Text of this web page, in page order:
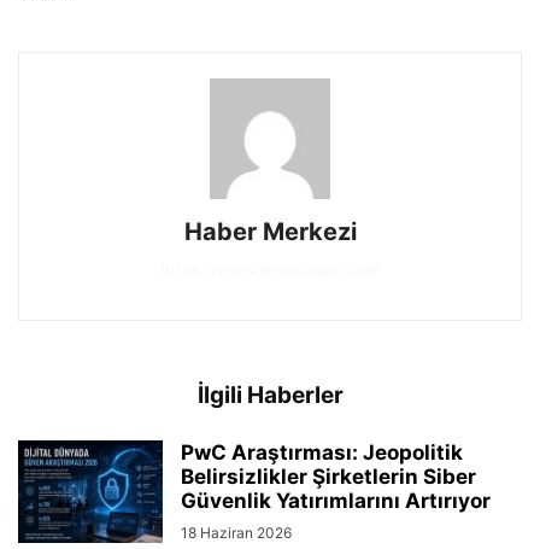
Haber Merkezi
İlgili Haberler
PwC Araştırması: Jeopolitik
Belirsizlikler Şirketlerin Siber
Güvenlik Yatırımlarını Artırıyor
18 Haziran 2026